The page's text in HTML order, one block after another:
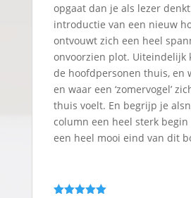
opgaat dan je als lezer
introductie van een nieuw
ontvouwt zich een heel
onvoorzien plot. Uiteindelijk
de hoofdpersonen thuis, en
en waar een ‘zomervogel’
thuis voelt. En begrijp je
column een heel sterk begin
een heel mooi eind van dit